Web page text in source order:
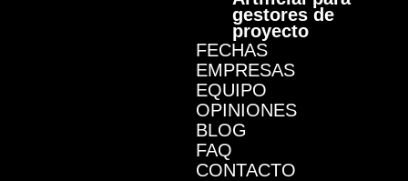
gestores de
proyecto
FECHAS
EMPRESAS
EQUIPO
OPINIONES
BLOG
FAQ
CONTACTO